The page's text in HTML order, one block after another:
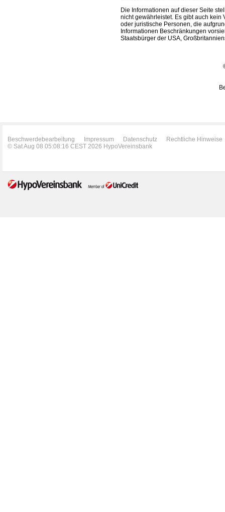
Die Informationen auf dieser Seite
nicht gewährleistet. Es gibt auch kein
oder juristische Personen, die
Informationen Beschränkungen
Staatsbürger der USA,
Beschwerdebearbeitung Impressum Datenschutz
Rechtliche Hinweise
© Sat Aug 08 05:08:16 CEST 2026 HypoVereinsbank